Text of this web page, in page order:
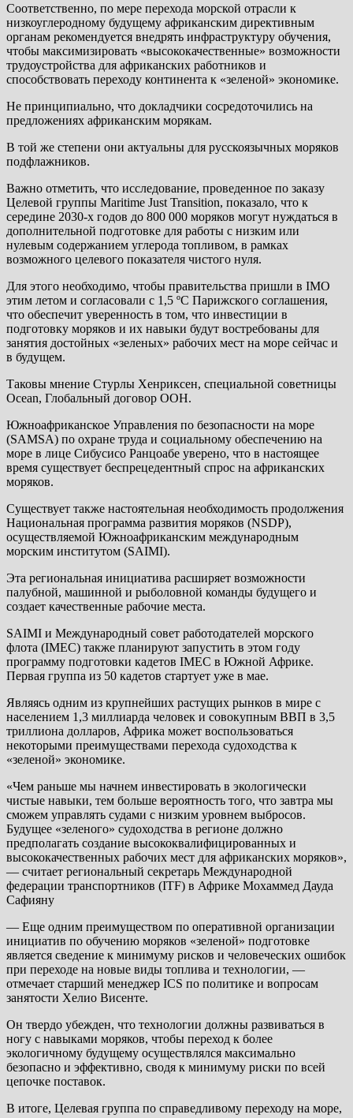
Соответственно, по мере перехода морской отрасли к
низкоуглеродному будущему африканским директивным
органам рекомендуется внедрять инфраструктуру обучения,
чтобы максимизировать «высококачественные» возможности
трудоустройства для африканских работников и
способствовать переходу континента к «зеленой» экономике.
Не принципиально, что докладчики сосредоточились на
предложениях африканским морякам.
В той же степени они актуальны для русскоязычных моряков
подфлажников.
Важно отметить, что исследование, проведенное по заказу
Целевой группы Maritime Just Transition, показало, что к
середине 2030-х годов до 800 000 моряков могут нуждаться в
дополнительной подготовке для работы с низким или
нулевым содержанием углерода топливом, в рамках
возможного целевого показателя чистого нуля.
Для этого необходимо, чтобы правительства пришли в IMO
этим летом и согласовали с 1,5 ºC Парижского соглашения,
что обеспечит уверенность в том, что инвестиции в
подготовку моряков и их навыки будут востребованы для
занятия достойных «зеленых» рабочих мест на море сейчас и
в будущем.
Таковы мнение Стурлы Хенриксен, специальной советницы
Ocean, Глобальный договор ООН.
Южноафриканское Управления по безопасности на море
(SAMSA) по охране труда и социальному обеспечению на
море в лице Сибусисо Ранцоабе уверено, что в настоящее
время существует беспрецедентный спрос на африканских
моряков.
Существует также настоятельная необходимость продолжения
Национальная программа развития моряков (NSDP),
осуществляемой Южноафриканским международным
морским институтом (SAIMI).
Эта региональная инициатива расширяет возможности
палубной, машинной и рыболовной команды будущего и
создает качественные рабочие места.
SAIMI и Международный совет работодателей морского
флота (IMEC) также планируют запустить в этом году
программу подготовки кадетов IMEC в Южной Африке.
Первая группа из 50 кадетов стартует уже в мае.
Являясь одним из крупнейших растущих рынков в мире с
населением 1,3 миллиарда человек и совокупным ВВП в 3,5
триллиона долларов, Африка может воспользоваться
некоторыми преимуществами перехода судоходства к
«зеленой» экономике.
«Чем раньше мы начнем инвестировать в экологически
чистые навыки, тем больше вероятность того, что завтра мы
сможем управлять судами с низким уровнем выбросов.
Будущее «зеленого» судоходства в регионе должно
предполагать создание высококвалифицированных и
высококачественных рабочих мест для африканских моряков»,
— считает региональный секретарь Международной
федерации транспортников (ITF) в Африке Мохаммед Дауда
Сафияну
— Еще одним преимуществом по оперативной организации
инициатив по обучению моряков «зеленой» подготовке
является сведение к минимуму рисков и человеческих ошибок
при переходе на новые виды топлива и технологии, —
отмечает старший менеджер ICS по политике и вопросам
занятости Хелио Висенте.
Он твердо убежден, что технологии должны развиваться в
ногу с навыками моряков, чтобы переход к более
экологичному будущему осуществлялся максимально
безопасно и эффективно, сводя к минимуму риски по всей
цепочке поставок.
В итоге, Целевая группа по справедливому переходу на море,